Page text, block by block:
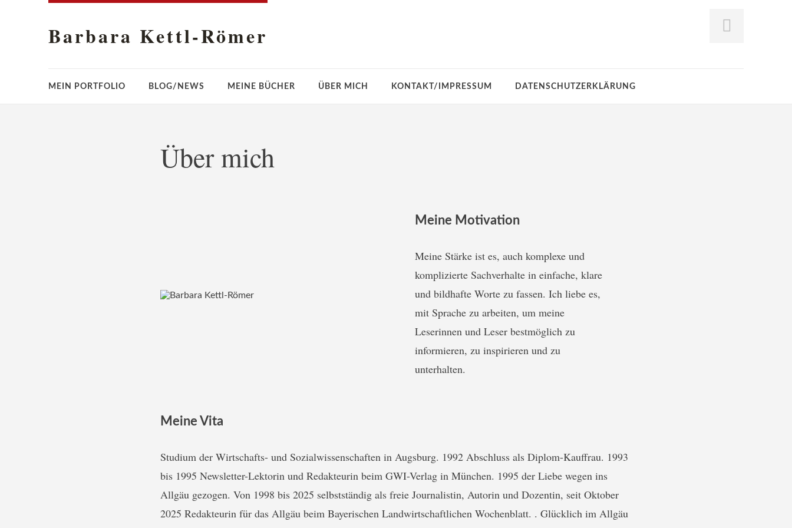
Barbara Kettl-Römer
MEIN PORTFOLIO BLOG/NEWS MEINE BÜCHER ÜBER MICH KONTAKT/IMPRESSUM DATENSCHUTZERKLÄRUNG
Über mich
Meine Motivation
Meine Stärke ist es, auch komplexe und
komplizierte Sachverhalte in einfache, klare
und bildhafte Worte zu fassen. Ich liebe es,
mit Sprache zu arbeiten, um meine
Leserinnen und Leser bestmöglich zu
informieren, zu inspirieren und zu
unterhalten.
Meine Vita
Studium der Wirtschafts- und Sozialwissenschaften in Augsburg. 1992 Abschluss als Diplom-Kauffrau. 1993
bis 1995 Newsletter-Lektorin und Redakteurin beim GWI-Verlag in München. 1995 der Liebe wegen ins
Allgäu gezogen. Von 1998 bis 2025 selbstständig als freie Journalistin, Autorin und Dozentin, seit Oktober
2025 Redakteurin für das Allgäu beim Bayerischen Landwirtschaftlichen Wochenblatt. . Glücklich im Allgäu